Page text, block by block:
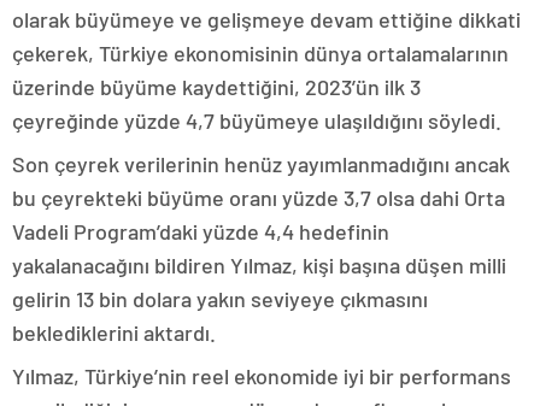
olarak büyümeye ve gelişmeye devam ettiğine dikkati
çekerek, Türkiye ekonomisinin dünya ortalamalarının
üzerinde büyüme kaydettiğini, 2023’ün ilk 3
çeyreğinde yüzde 4,7 büyümeye ulaşıldığını söyledi.
Son çeyrek verilerinin henüz yayımlanmadığını ancak
bu çeyrekteki büyüme oranı yüzde 3,7 olsa dahi Orta
Vadeli Program’daki yüzde 4,4 hedefinin
yakalanacağını bildiren Yılmaz, kişi başına düşen milli
gelirin 13 bin dolara yakın seviyeye çıkmasını
beklediklerini aktardı.
Yılmaz, Türkiye’nin reel ekonomide iyi bir performans